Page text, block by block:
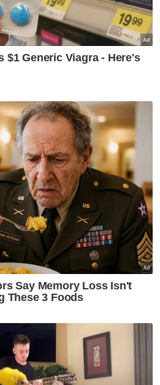
kilat
angkat sumpah selewatnya
Sinar Harian.Klik di sini!
baucar tunai.
umur anda?
18 - 24 tahun
35 - 44 tahun
55 - 64 tahun
dan ke atas
VPoints:0